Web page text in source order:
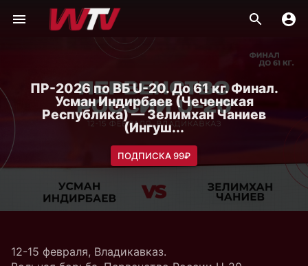
ПР-2026 по ВБ U-20. До 61 кг. Финал.
Усман Индирбаев (Чеченская
Республика) — Зелимхан Чаниев
(Ингуш...
ПОДПИСКА 99₽
12-15 февраля, Владикавказ.